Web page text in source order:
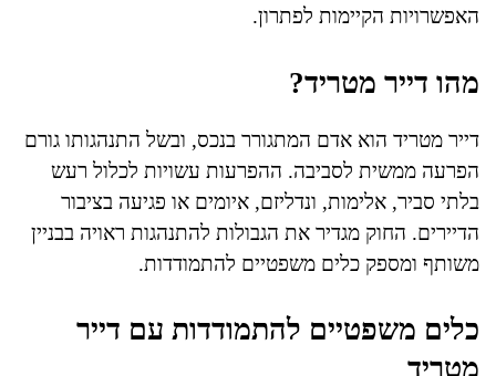
האפשרויות הקיימות לפתרון.
מהו דייר מטריד?
דייר מטריד הוא אדם המתגורר בנכס, ובשל התנהגותו גורם
הפרעה ממשית לסביבה. ההפרעות עשויות לכלול רעש
בלתי סביר, אלימות, ונדליזם, איומים או פגיעה בציבור
הדיירים. החוק מגדיר את הגבולות להתנהגות ראויה בבניין
משותף ומספק כלים משפטיים להתמודדות.
כלים משפטיים להתמודדות עם דייר
מטריד